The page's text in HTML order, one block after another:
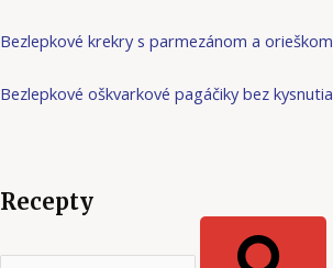
Bezlepkové krekry s parmezánom a orieškom
Bezlepkové oškvarkové pagáčiky bez kysnutia
Recepty